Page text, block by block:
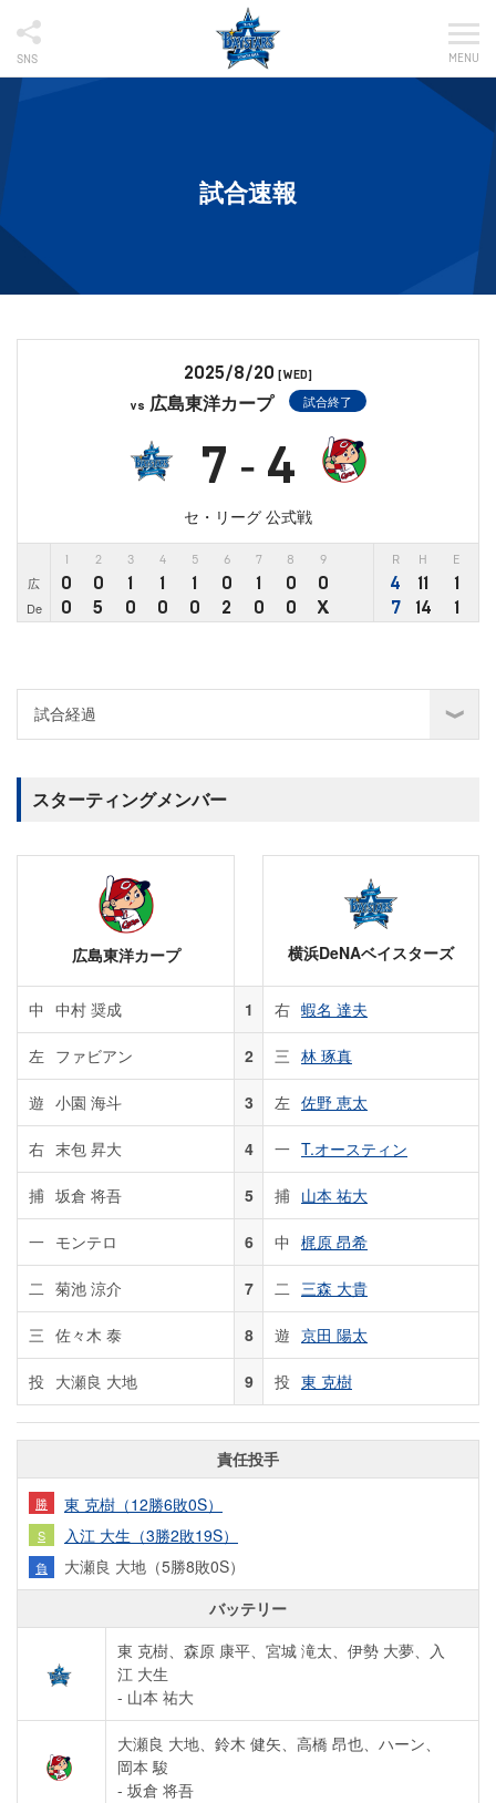
SNS MENU
試合速報
2025/8/20 [WED]
vs 広島東洋カープ 試合終了
7 - 4
セ・リーグ 公式戦
2 3 4 5 6 7 8 9 R H E
広 0 0 1 1 1 0 1 0 0 4 11 1
De 0 5 0 0 0 2 0 0 X 7 14 1
スターティングメンバー
広島東洋カープ 横浜DeNAベイスターズ
中 中村 奨成 1 右 蝦名 達夫
左 ファビアン 2 三 林 琢真
遊 小園 海斗 3 左 佐野 恵太
右 末包 昇大 4 一 T.オースティン
捕 坂倉 将吾 5 捕 山本 祐大
一 モンテロ 6 中 梶原 昂希
二 菊池 涼介 7 二 三森 大貴
三 佐々木 泰 8 遊 京田 陽太
投 大瀬良 大地 9 投 東 克樹
責任投手
勝 東 克樹（12勝6敗0S）
S 入江 大生（3勝2敗19S）
負
大瀬良 大地（5勝8敗0S）
バッテリー
東 克樹、森原 康平、宮城 滝太、伊勢 大夢、入
江 大生
- 山本 祐大
大瀬良 大地、鈴木 健矢、高橋 昂也、ハーン、
岡本 駿
- 坂倉 将吾